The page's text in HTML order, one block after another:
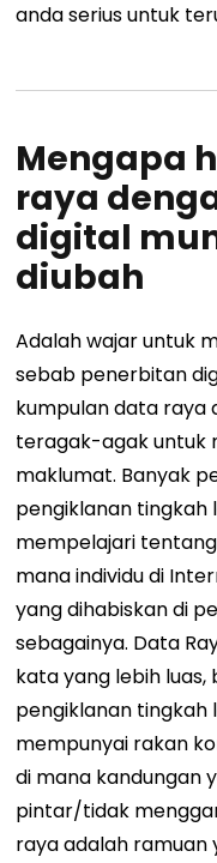
anda serius untuk
Mengapa
raya
digital
diubah
Adalah wajar untuk
sebab penerbitan
kumpulan data raya
teragak-agak untuk
maklumat. Banyak
pengiklanan tingkah
mempelajari
mana individu di
yang dihabiskan di
sebagainya. Data
kata yang lebih
pengiklanan tingkah
mempunyai rakan
di mana kandungan
pintar/tidak
raya adalah ramuan